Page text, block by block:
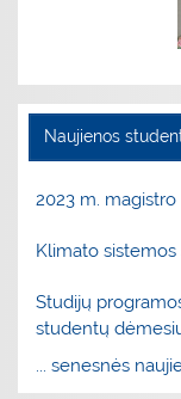
Naujienos
2023 m.
Klimato
Studijų
studentų
... senesnės